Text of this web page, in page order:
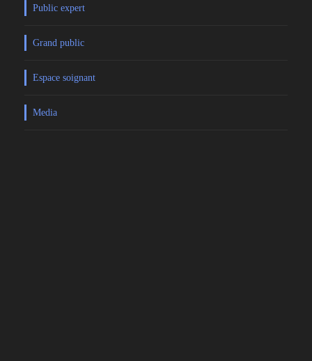
Public expert
Grand public
Espace soignant
Media